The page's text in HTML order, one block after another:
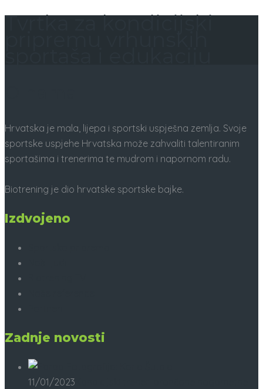
Tvrtka za kondicijski
Hrvatska je mala, lijepa i sportski uspješna zemlja. Svoje
sportske uspjehe Hrvatska može zahvaliti talentiranim
sportašima i trenerima te mudrom i napornom radu.
Biotrening je dio hrvatske sportske bajke.
Izdvojeno
Zadnje novosti
11/01/2023